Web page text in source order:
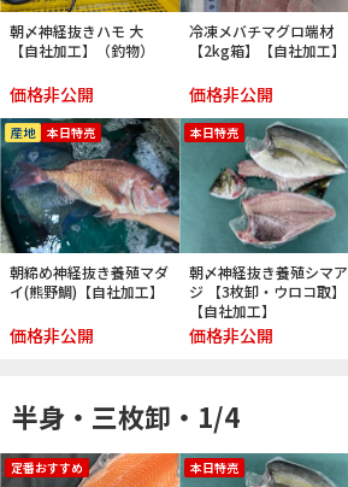
朝〆神経抜きハモ 大
【自社加工】（釣物）
価格非公開
冷凍メバチマグロ端材
【2kg箱】【自社加工】
価格非公開
産地 本日特売
朝締め神経抜き養殖マダ
イ(熊野鯛)【自社加工】
価格非公開
本日特売
朝〆神経抜き養殖シマア
ジ 【3枚卸・ウロコ取】
【自社加工】
価格非公開
半身・三枚卸・1/4
定番おすすめ 本日特売